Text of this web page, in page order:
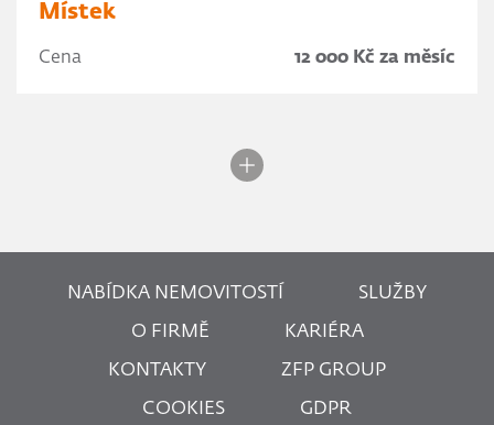
Místek
Cena 12 000 Kč za měsíc
NABÍDKA NEMOVITOSTÍ SLUŽBY
O FIRMĚ KARIÉRA
KONTAKTY ZFP GROUP
COOKIES GDPR